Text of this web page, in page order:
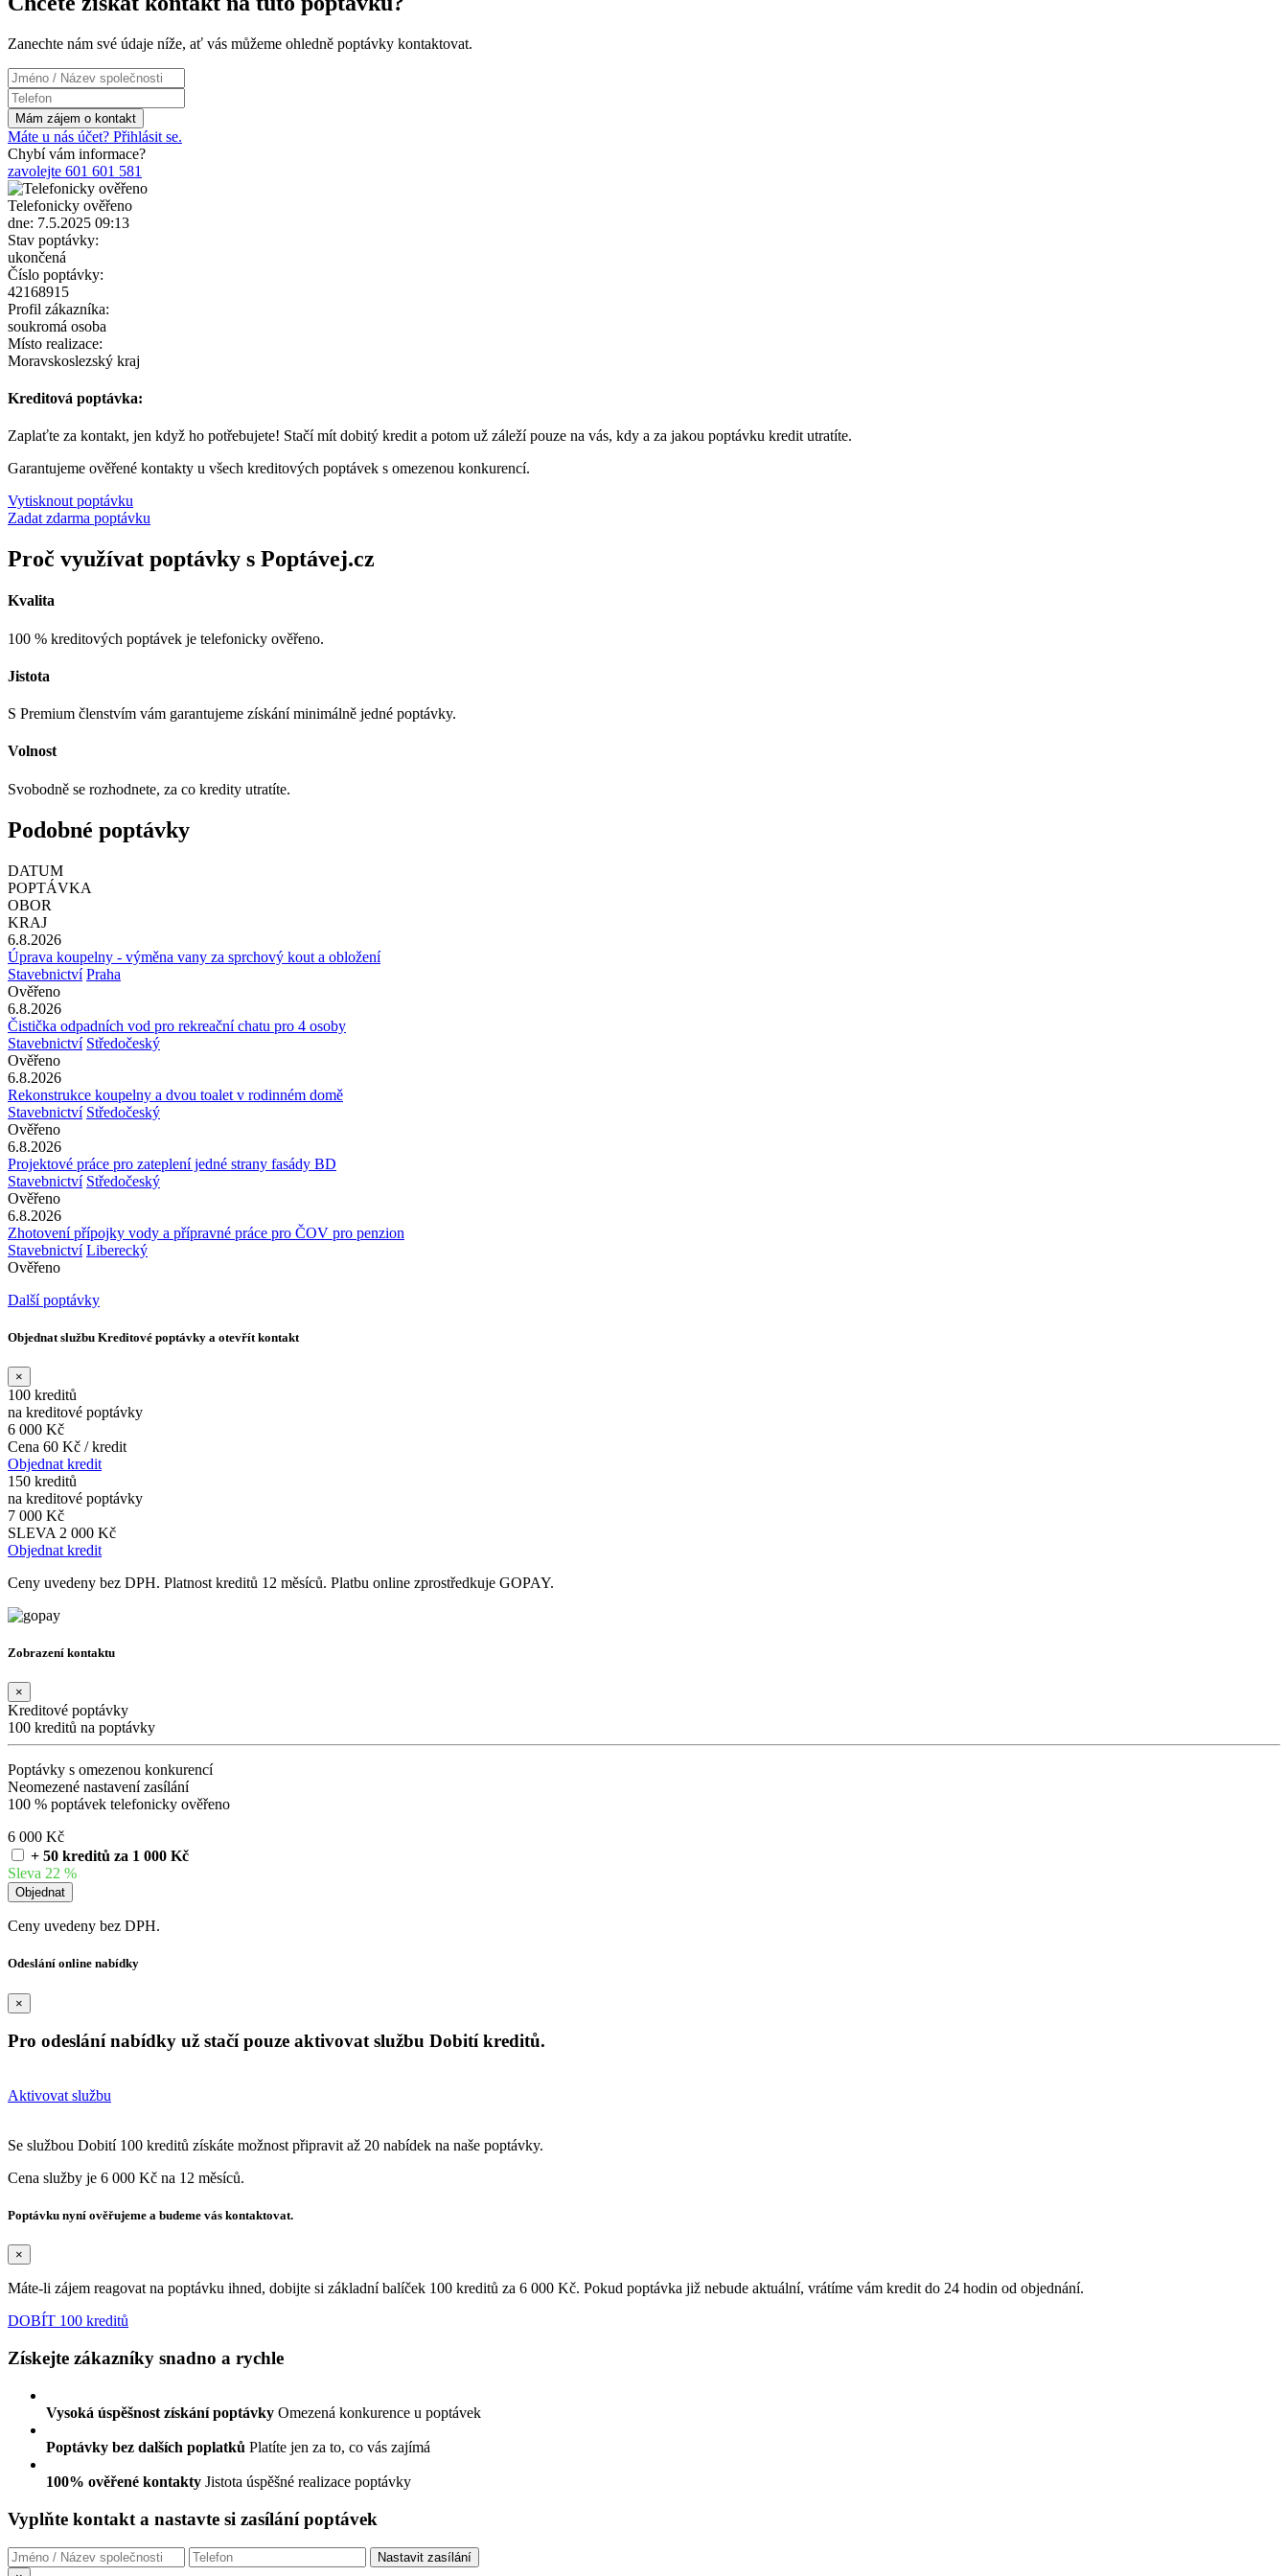
Zanechte nám své údaje níže, ať vás můžeme ohledně poptávky kontaktovat.
Máte u nás účet? Přihlásit se.
Chybí vám informace?
zavolejte 601 601 581
Telefonicky ověřeno
dne: 7.5.2025 09:13
Stav poptávky:
ukončená
Číslo poptávky:
42168915
Profil zákazníka:
soukromá osoba
Místo realizace:
Moravskoslezský kraj
Kreditová poptávka:
Zaplaťte za kontakt, jen když ho potřebujete! Stačí mít dobitý kredit a potom už záleží pouze na vás, kdy a za jakou poptávku kredit utratíte.
Garantujeme ověřené kontakty u všech kreditových poptávek s omezenou konkurencí.
Vytisknout poptávku
Zadat zdarma poptávku
Proč využívat poptávky s Poptávej.cz
Kvalita
100 % kreditových poptávek je telefonicky ověřeno.
Jistota
S Premium členstvím vám garantujeme získání minimálně jedné poptávky.
Volnost
Svobodně se rozhodnete, za co kredity utratíte.
Podobné poptávky
DATUM
POPTÁVKA
OBOR
KRAJ
6.8.2026
Úprava koupelny - výměna vany za sprchový kout a obložení
Stavebnictví Praha
Ověřeno
6.8.2026
Čistička odpadních vod pro rekreační chatu pro 4 osoby
Stavebnictví Středočeský
Ověřeno
6.8.2026
Rekonstrukce koupelny a dvou toalet v rodinném domě
Stavebnictví Středočeský
Ověřeno
6.8.2026
Projektové práce pro zateplení jedné strany fasády BD
Stavebnictví Středočeský
Ověřeno
6.8.2026
Zhotovení přípojky vody a přípravné práce pro ČOV pro penzion
Stavebnictví Liberecký
Ověřeno
Další poptávky
Objednat službu Kreditové poptávky a otevřít kontakt
×
100 kreditů
na kreditové poptávky
6 000 Kč
Cena 60 Kč / kredit
Objednat kredit
150 kreditů
na kreditové poptávky
7 000 Kč
SLEVA 2 000 Kč
Objednat kredit
Ceny uvedeny bez DPH. Platnost kreditů 12 měsíců. Platbu online zprostředkuje GOPAY.
Zobrazení kontaktu
×
Kreditové poptávky
100 kreditů na poptávky
Poptávky s omezenou konkurencí
Neomezené nastavení zasílání
100 % poptávek telefonicky ověřeno
6 000 Kč
+ 50 kreditů za 1 000 Kč
Sleva 22 %
Ceny uvedeny bez DPH.
Odeslání online nabídky
×
Pro odeslání nabídky už stačí pouze aktivovat službu Dobití kreditů.
Aktivovat službu
Se službou Dobití 100 kreditů získáte možnost připravit až 20 nabídek na naše poptávky.
Cena služby je 6 000 Kč na 12 měsíců.
Poptávku nyní ověřujeme a budeme vás kontaktovat.
×
Máte-li zájem reagovat na poptávku ihned, dobijte si základní balíček 100 kreditů za 6 000 Kč. Pokud poptávka již nebude aktuální, vrátíme vám kredit do 24 hodin od objednání.
DOBÍT 100 kreditů
Získejte zákazníky snadno a rychle
Vysoká úspěšnost získání poptávky Omezená konkurence u poptávek
Poptávky bez dalších poplatků Platíte jen za to, co vás zajímá
100% ověřené kontakty Jistota úspěšné realizace poptávky
Vyplňte kontakt a nastavte si zasílání poptávek